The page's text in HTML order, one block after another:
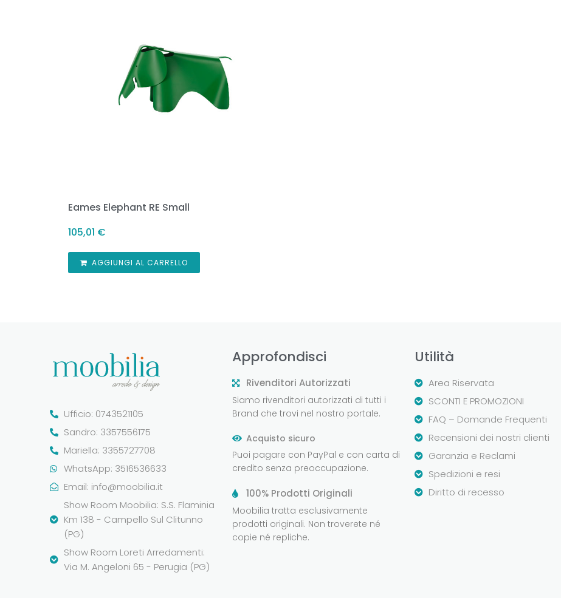
Eames Elephant RE Small
105,01 €
AGGIUNGI AL CARRELLO
Ufficio: 0743521105
Sandro: 3357556175
Mariella: 3355727708
WhatsApp: 3516536633
Email: info@moobilia.it
Show Room Moobilia: S.S. Flaminia
Km 138 - Campello Sul Clitunno
(PG)
Show Room Loreti Arredamenti:
Via M. Angeloni 65 - Perugia (PG)
Approfondisci
Rivenditori Autorizzati
Siamo rivenditori autorizzati di tutti i
Brand che trovi nel nostro portale.
Acquisto sicuro
Puoi pagare con PayPal e con carta di
credito senza preoccupazione.
100% Prodotti Originali
Moobilia tratta esclusivamente
prodotti originali. Non troverete né
copie né repliche.
Utilità
Area Riservata
SCONTI E PROMOZIONI
FAQ – Domande Frequenti
Recensioni dei nostri clienti
Garanzia e Reclami
Spedizioni e resi
Diritto di recesso